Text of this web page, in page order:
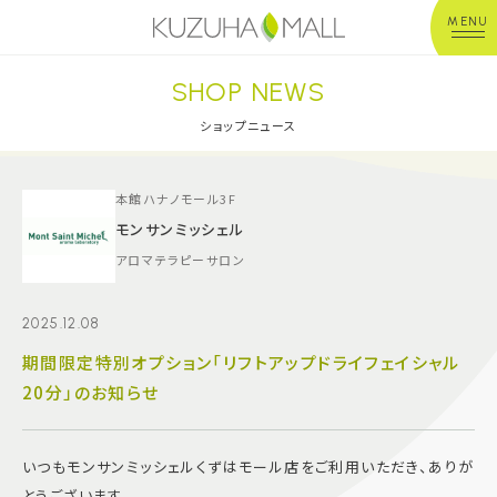
MENU
年中無休平 日：10:00~20:00
※店舗により異なる
ショップガイド
グルメ＆フード
キッズ＆ベビー
SHOP NEWS
ショップニュース
本館ハナノモール3F
モンサンミッシェル
アロマテラピーサロン
2025.12.08
期間限定特別オプション「リフトアップドライフェイシャル
20分」のお知らせ
いつもモンサンミッシェルくずはモール店をご利用いただき、ありが